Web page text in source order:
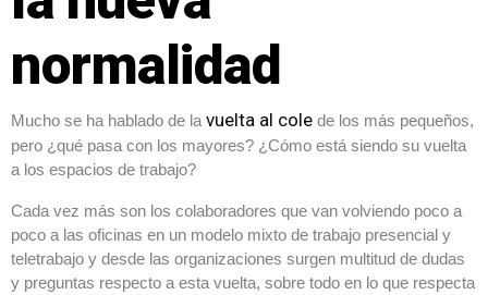
normalidad
Mucho se ha hablado de la vuelta al cole de los más pequeños,
pero ¿qué pasa con los mayores? ¿Cómo está siendo su vuelta
a los espacios de trabajo?
Cada vez más son los colaboradores que van volviendo poco a
poco a las oficinas en un modelo mixto de trabajo presencial y
teletrabajo y desde las organizaciones surgen multitud de dudas
y preguntas respecto a esta vuelta, sobre todo en lo que respecta